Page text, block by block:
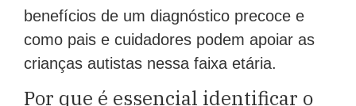
benefícios de um diagnóstico precoce e
como pais e cuidadores podem apoiar as
crianças autistas nessa faixa etária.
Por que é essencial identificar o